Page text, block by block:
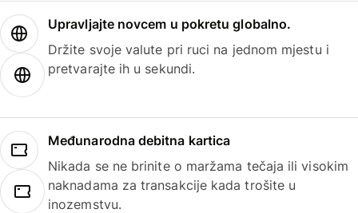
Upravljajte novcem u pokretu globalno.
Držite svoje valute pri ruci na jednom mjestu i
pretvarajte ih u sekundi.
Međunarodna debitna kartica
Nikada se ne brinite o maržama tečaja ili visokim
naknadama za transakcije kada trošite u
inozemstvu.